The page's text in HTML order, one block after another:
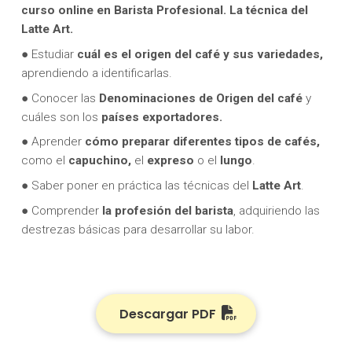
curso online en Barista Profesional. La técnica del
Latte Art.
● Estudiar cuál es el origen del café y sus variedades,
aprendiendo a identificarlas.
● Conocer las Denominaciones de Origen del caféy
cuáles son los países exportadores.
● Aprender cómo preparar diferentes tipos de cafés,
como el capuchino,el expreso o el lungo.
● Saber poner en práctica las técnicas del Latte Art.
● Comprender la profesión del barista, adquiriendo las
destrezas básicas para desarrollar su labor.
Descargar PDF